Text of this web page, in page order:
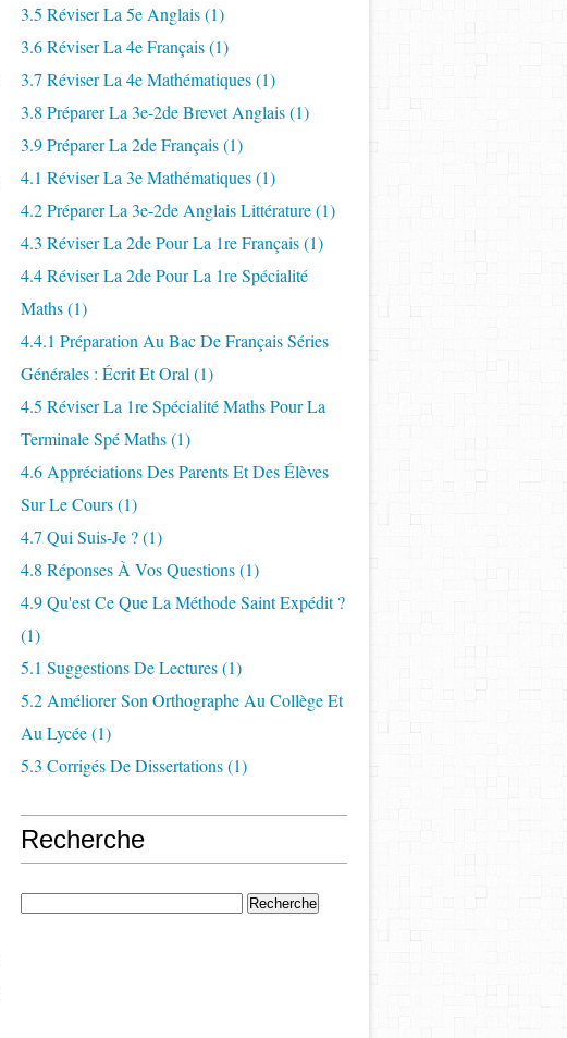
3.5 Réviser La 5e Anglais(1)
3.6 Réviser La 4e Français(1)
3.7 Réviser La 4e Mathématiques(1)
3.8 Préparer La 3e-2de Brevet Anglais(1)
3.9 Préparer La 2de Français(1)
4.1 Réviser La 3e Mathématiques(1)
4.2 Préparer La 3e-2de Anglais Littérature(1)
4.3 Réviser La 2de Pour La 1re Français(1)
4.4 Réviser La 2de Pour La 1re Spécialité
Maths(1)
4.4.1 Préparation Au Bac De Français Séries
Générales : Écrit Et Oral (1)
4.5 Réviser La 1re Spécialité Maths Pour La
Terminale Spé Maths(1)
4.6 Appréciations Des Parents Et Des Élèves
Sur Le Cours(1)
4.7 Qui Suis-Je ?(1)
4.8 Réponses À Vos Questions(1)
4.9 Qu'est Ce Que La Méthode Saint Expédit ?
(1)
5.1 Suggestions De Lectures(1)
5.2 Améliorer Son Orthographe Au Collège Et
Au Lycée(1)
5.3 Corrigés De Dissertations(1)
Recherche